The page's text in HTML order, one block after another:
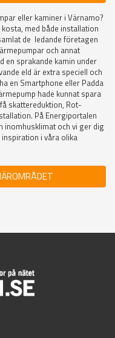
eller kaminer i Värnamo?
med både installation
de ledande företagen
och annat
en sprakande kamin under
eld är extra speciell och
en Smartphone eller Padda
hade kunnat spara
skattereduktion, Rot-
På Energiportalen
inomhusklimat och vi ger dig
i våra olika